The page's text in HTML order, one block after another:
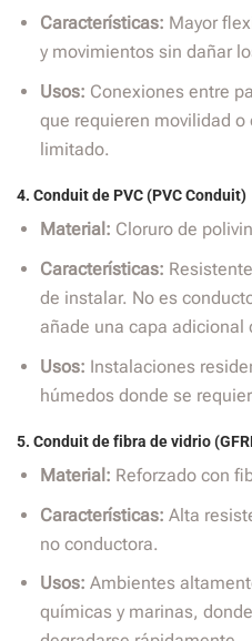
Características: Mayor
y movimientos sin dañar
Usos: Conexiones entre
que requieren movilidad o
limitado.
4. Conduit de PVC (PVC Conduit)
Material: Cloruro de
Características:
de instalar. No es
añade una capa adicional
Usos: Instalaciones
húmedos donde se
5. Conduit de fibra de vidrio
Material: Reforzado con
Características: Alta
no conductora.
Usos: Ambientes
químicas y marinas,